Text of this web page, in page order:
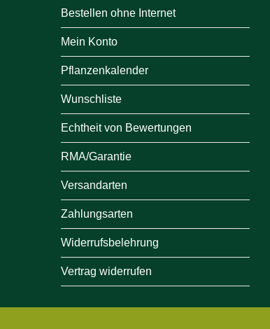
Bestellen ohne Internet
Mein Konto
Pflanzenkalender
Wunschliste
Echtheit von Bewertungen
RMA/Garantie
Versandarten
Zahlungsarten
Widerrufsbelehrung
Vertrag widerrufen